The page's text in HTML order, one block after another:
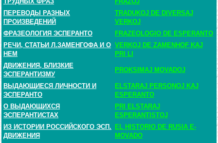
ПЕРЕВОДЫ РАЗНЫХ
ПРОИЗВЕДЕНИЙ
TRADUKOJ DE DIVERSAJ
VERKOJ
ФРАЗЕОЛОГИЯ ЭСПЕРАНТО
FRAZEOLOGIO DE ESPERANTO
РЕЧИ, СТАТЬИ Л.ЗАМЕНГОФА И О
НЕМ
VERKOJ DE ZAMENHOF KAJ
PRI LI
ДВИЖЕНИЯ, БЛИЗКИЕ
ЭСПЕРАНТИЗМУ
PROKSIMAJ MOVADOJ
ВЫДАЮЩИЕСЯ ЛИЧНОСТИ И
ЭСПЕРАНТО
ELSTARAJ PERSONOJ KAJ
ESPERANTO
О ВЫДАЮЩИХСЯ
ЭСПЕРАНТИСТАХ
PRI ELSTARAJ
ESPERANTISTOJ
ИЗ ИСТОРИИ РОССИЙСКОГО ЭСП.
ДВИЖЕНИЯ
EL HISTORIO DE RUSIA E-
MOVADO